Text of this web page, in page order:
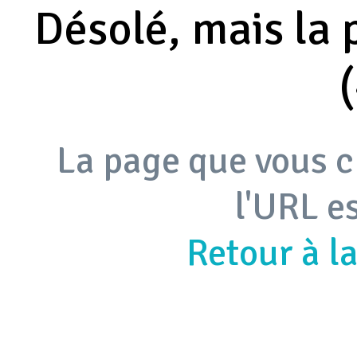
Désolé, mais la
La page que vous
l'URL
Retour à